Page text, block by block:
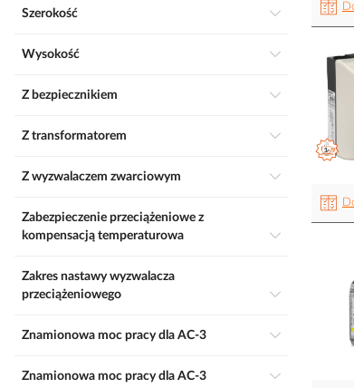
Szerokość
Wysokość
Z bezpiecznikiem
Z transformatorem
Z wyzwalaczem zwarciowym
Zabezpieczenie przeciążeniowe z
kompensacją temperaturowa
Zakres nastawy wyzwalacza
przeciążeniowego
Znamionowa moc pracy dla AC-3
Znamionowa moc pracy dla AC-3